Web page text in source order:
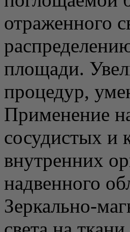
отраженного
площади.
процедур,
Применение
сосудистых и
внутренних
надвенного
Зеркально-